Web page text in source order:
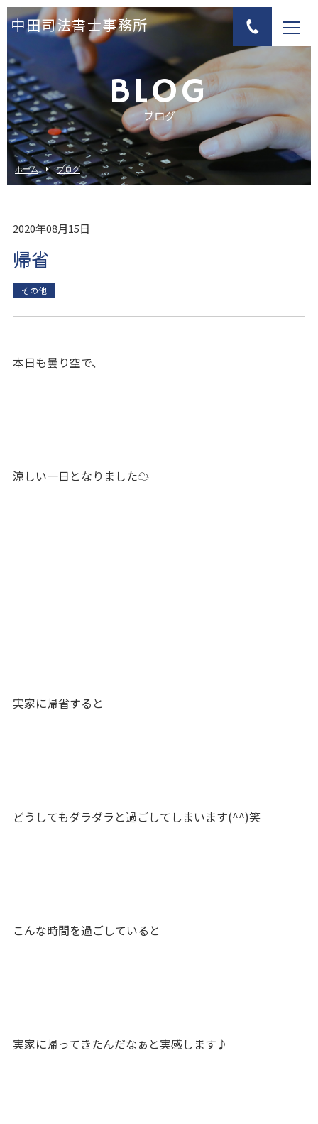
中田司法書士事務所
BLOG
ブログ
ホーム ブログ
2020年08月15日
帰省
その他
本日も曇り空で、
涼しい一日となりました☁
実家に帰省すると
どうしてもダラダラと過ごしてしまいます(^^)笑
こんな時間を過ごしていると
実家に帰ってきたんだなぁと実感します♪